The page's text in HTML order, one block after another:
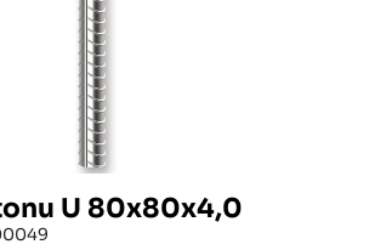
U 80x80x4,0